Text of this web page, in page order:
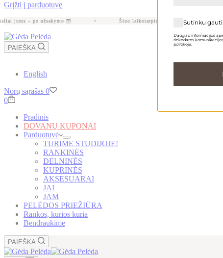
Grįžti į parduotuvę
jums – po užsakymo 🦉 Šiuo laikotarpiu gamyba gali užtrukti apie
PAIEŠKA
English
Norų sąrašas 0
Krepšelis
0
Pradinis
DOVANŲ KUPONAI
Parduotuvė
TURIME STUDIJOJE!
RANKINĖS
DELNINĖS
KUPRINĖS
AKSESUARAI
JAI
JAM
PELĖDOS PRIEŽIŪRA
Rankos, kurios kuria
Bendraukime
PAIEŠKA
Sutinku
Daugiau informacijos
rinkodaros
politikoje.